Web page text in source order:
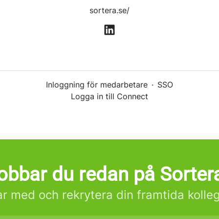
sortera.se/
Inloggning för medarbetare · SSO
Logga in till Connect
du redan på
med och rekrytera din framtida